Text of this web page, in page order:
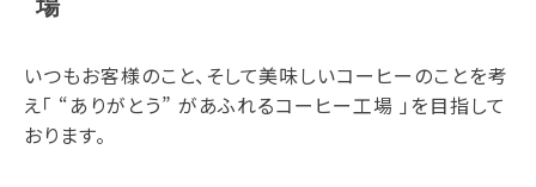
場
いつもお客様のこと、そして美味しいコーヒーのことを考
え「 “ありがとう” があふれるコーヒー工場 」を目指して
おります。